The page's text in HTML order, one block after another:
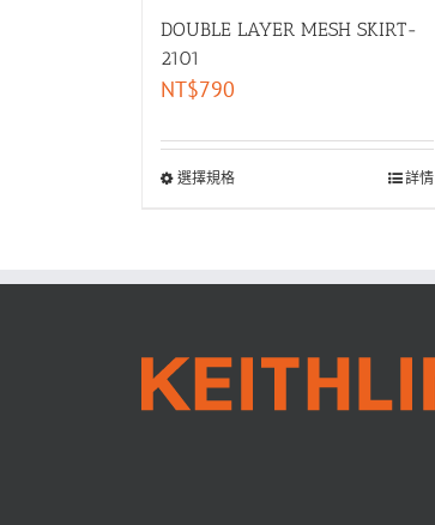
DOUBLE LAYER MESH SKIRT-
2101
NT$790
選擇規格 詳情